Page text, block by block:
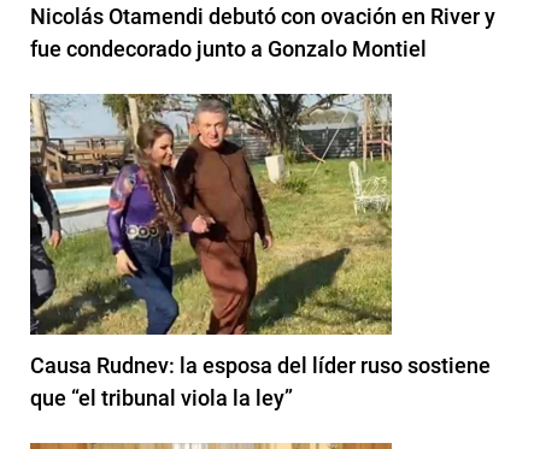
Nicolás Otamendi debutó con ovación en River y
fue condecorado junto a Gonzalo Montiel
Causa Rudnev: la esposa del líder ruso sostiene
que “el tribunal viola la ley”